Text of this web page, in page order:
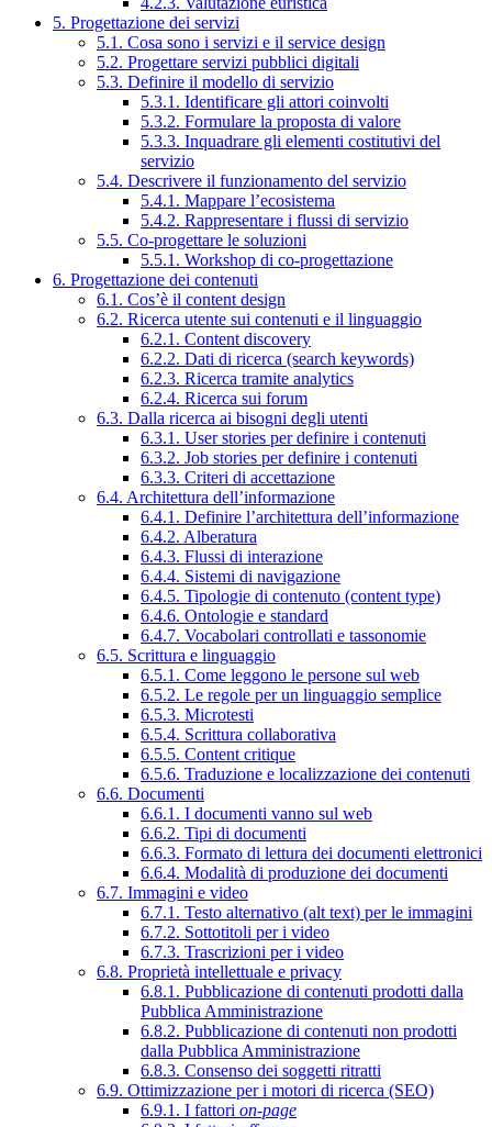
5. Progettazione dei servizi
5.1. Cosa sono i servizi e il service design
5.2. Progettare servizi pubblici digitali
5.3. Definire il modello di servizio
5.3.1. Identificare gli attori coinvolti
5.3.2. Formulare la proposta di valore
5.3.3. Inquadrare gli elementi costitutivi del
servizio
5.4. Descrivere il funzionamento del servizio
5.4.1. Mappare l’ecosistema
5.4.2. Rappresentare i flussi di servizio
5.5. Co-progettare le soluzioni
5.5.1. Workshop di co-progettazione
6. Progettazione dei contenuti
6.1. Cos’è il content design
6.2. Ricerca utente sui contenuti e il linguaggio
6.2.1. Content discovery
6.2.2. Dati di ricerca (search keywords)
6.2.3. Ricerca tramite analytics
6.2.4. Ricerca sui forum
6.3. Dalla ricerca ai bisogni degli utenti
6.3.1. User stories per definire i contenuti
6.3.2. Job stories per definire i contenuti
6.3.3. Criteri di accettazione
6.4. Architettura dell’informazione
6.4.1. Definire l’architettura dell’informazione
6.4.2. Alberatura
6.4.3. Flussi di interazione
6.4.4. Sistemi di navigazione
6.4.5. Tipologie di contenuto (content type)
6.4.6. Ontologie e standard
6.4.7. Vocabolari controllati e tassonomie
6.5. Scrittura e linguaggio
6.5.1. Come leggono le persone sul web
6.5.2. Le regole per un linguaggio semplice
6.5.3. Microtesti
6.5.4. Scrittura collaborativa
6.5.5. Content critique
6.5.6. Traduzione e localizzazione dei contenuti
6.6. Documenti
6.6.1. I documenti vanno sul web
6.6.2. Tipi di documenti
6.6.3. Formato di lettura dei documenti elettronici
6.6.4. Modalità di produzione dei documenti
6.7. Immagini e video
6.7.1. Testo alternativo (alt text) per le immagini
6.7.2. Sottotitoli per i video
6.7.3. Trascrizioni per i video
6.8. Proprietà intellettuale e privacy
6.8.1. Pubblicazione di contenuti prodotti dalla
Pubblica Amministrazione
6.8.2. Pubblicazione di contenuti non prodotti
dalla Pubblica Amministrazione
6.8.3. Consenso dei soggetti ritratti
6.9. Ottimizzazione per i motori di ricerca (SEO)
6.9.1. I fattori on-page